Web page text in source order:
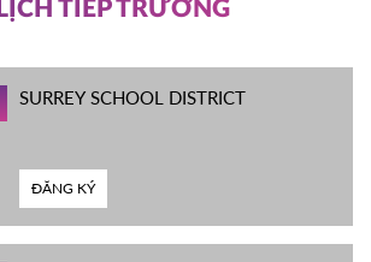
LỊCH TIẾP TRƯỜNG
SURREY SCHOOL DISTRICT
ĐĂNG KÝ